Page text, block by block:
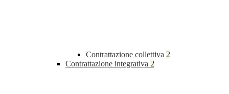
Contrattazione collettiva 2
Contrattazione integrativa 2